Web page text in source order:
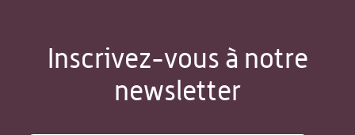
Inscrivez-vous à notre
newsletter